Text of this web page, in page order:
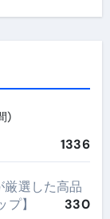
)
1336
選した高品
】
330